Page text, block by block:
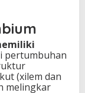
pertumbuhan
(xilem dan
melingkar